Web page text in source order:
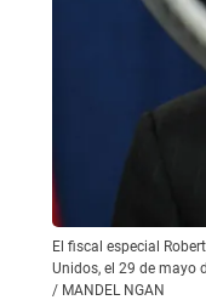
El fiscal especial
Unidos, el 29 de mayo
/ MANDEL NGAN